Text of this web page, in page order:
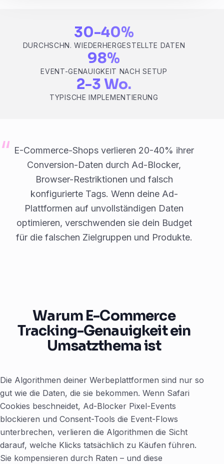
30-40%
DURCHSCHN. WIEDERHERGESTELLTE DATEN
98%
EVENT-GENAUIGKEIT NACH SETUP
2-3 Wo.
TYPISCHE IMPLEMENTIERUNG
E-Commerce-Shops verlieren 20-40% ihrer
Conversion-Daten durch Ad-Blocker,
Browser-Restriktionen und falsch
konfigurierte Tags. Wenn deine Ad-
Plattformen auf unvollständigen Daten
optimieren, verschwenden sie dein Budget
für die falschen Zielgruppen und Produkte.
Warum E-Commerce
Tracking-Genauigkeit ein
Umsatzthema ist
Die Algorithmen deiner Werbeplattformen sind nur so
gut wie die Daten, die sie bekommen. Wenn Safari
Cookies beschneidet, Ad-Blocker Pixel-Events
blockieren und Consent-Tools die Event-Flows
unterbrechen, verlieren die Algorithmen die Sicht
darauf, welche Klicks tatsächlich zu Käufen führen.
Sie kompensieren durch Raten – und diese